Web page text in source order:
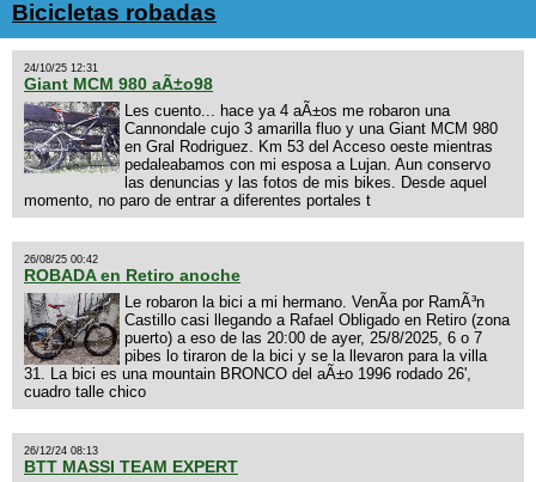
Bicicletas robadas
24/10/25 12:31
Giant MCM 980 aÃ±o98
Les cuento... hace ya 4 aÃ±os me robaron una
Cannondale cujo 3 amarilla fluo y una Giant MCM 980
en Gral Rodriguez. Km 53 del Acceso oeste mientras
pedaleabamos con mi esposa a Lujan. Aun conservo
las denuncias y las fotos de mis bikes. Desde aquel
momento, no paro de entrar a diferentes portales t
26/08/25 00:42
ROBADA en Retiro anoche
Le robaron la bici a mi hermano. VenÃ­a por RamÃ³n
Castillo casi llegando a Rafael Obligado en Retiro (zona
puerto) a eso de las 20:00 de ayer, 25/8/2025, 6 o 7
pibes lo tiraron de la bici y se la llevaron para la villa
31. La bici es una mountain BRONCO del aÃ±o 1996 rodado 26',
cuadro talle chico
26/12/24 08:13
BTT MASSI TEAM EXPERT